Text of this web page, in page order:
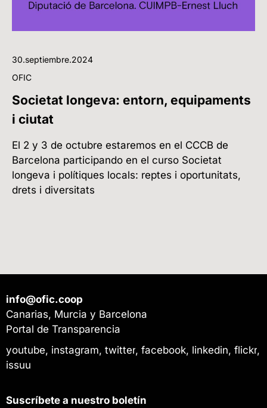
30.septiembre.2024
OFIC
Societat longeva: entorn, equipaments
i ciutat
El 2 y 3 de octubre estaremos en el CCCB de
Barcelona participando en el curso Societat
longeva i polítiques locals: reptes i oportunitats,
drets i diversitats
info@ofic.coop
Canarias, Murcia y Barcelona
Portal de Transparencia
youtube, instagram, twitter, facebook, linkedin, flickr,
issuu
Suscríbete a nuestro boletín